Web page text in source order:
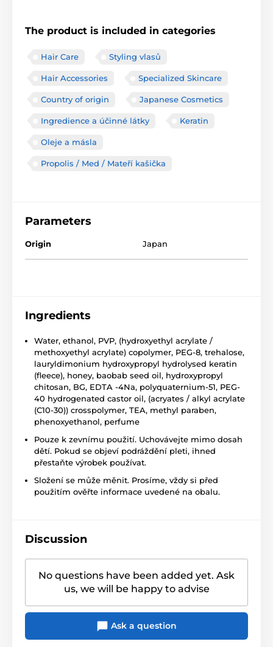
The product is included in categories
Hair Care Styling vlasů
Hair Accessories Specialized Skincare
Country of origin Japanese Cosmetics
Ingredience a účinné látky Keratin
Oleje a másla
Propolis / Med / Mateří kašička
Parameters
Origin Japan
Ingredients
Water, ethanol, PVP, (hydroxyethyl acrylate /
methoxyethyl acrylate) copolymer, PEG-8, trehalose,
lauryldimonium hydroxypropyl hydrolysed keratin
(fleece), honey, baobab seed oil, hydroxypropyl
chitosan, BG, EDTA -4Na, polyquaternium-51, PEG-
40 hydrogenated castor oil, (acryates / alkyl acrylate
(C10-30)) crosspolymer, TEA, methyl paraben,
phenoxyethanol, perfume
Pouze k zevnímu použití. Uchovávejte mimo dosah
dětí. Pokud se objeví podráždění pleti, ihned
přestaňte výrobek používat.
Složení se může měnit. Prosíme, vždy si před
použitím ověřte informace uvedené na obalu.
Discussion
No questions have been added yet. Ask
us, we will be happy to advise
Ask a question